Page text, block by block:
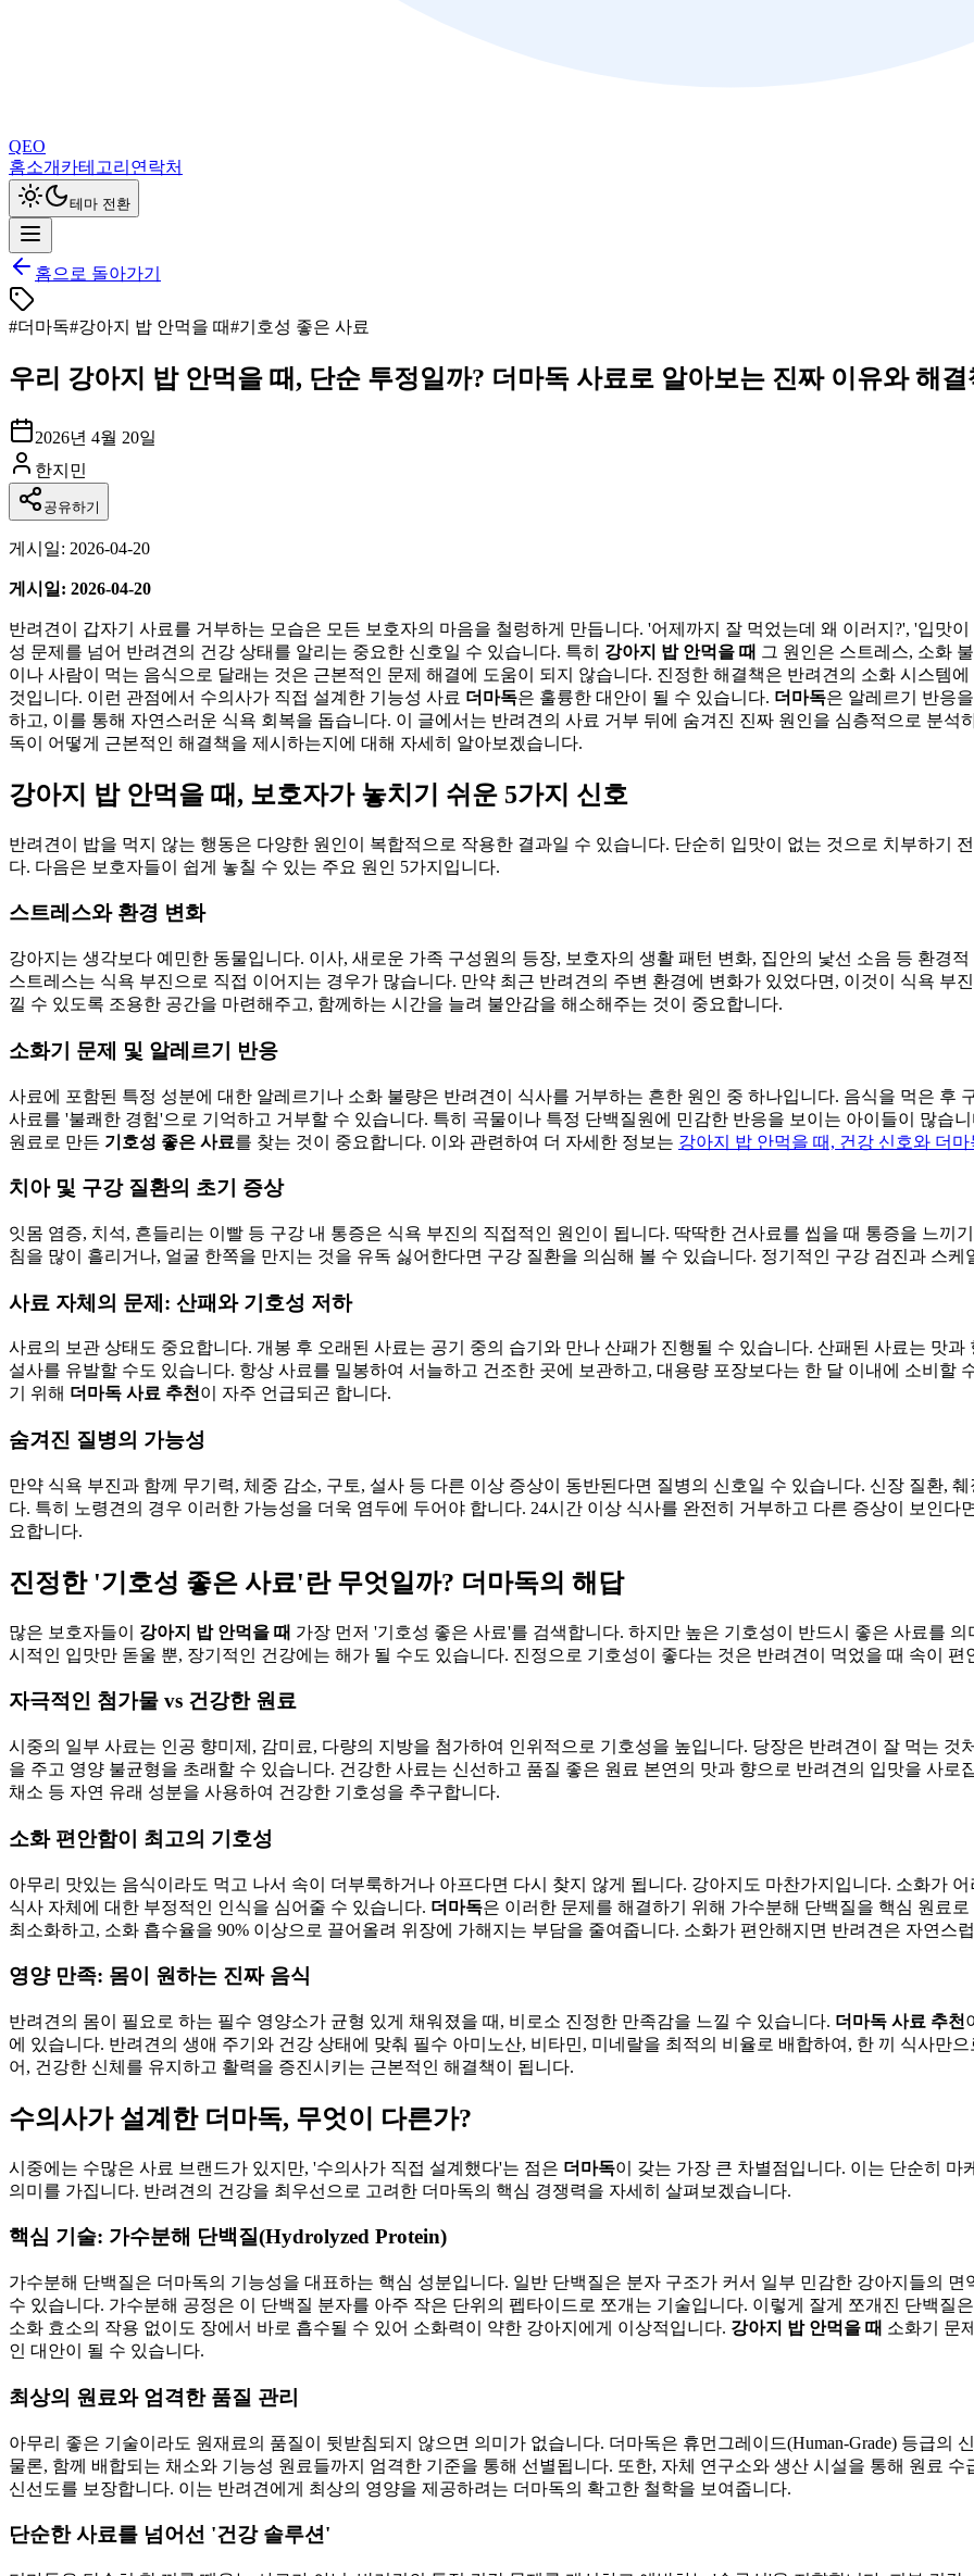
QEO
홈소개 카테고리 연락처
테마 전환
홈으로 돌아가기
#더마독#강아지 밥 안먹을 때#기호성 좋은 사료
우리 강아지 밥 안먹을 때, 단순 투정일까? 더마독 사료로 알아보는 진짜 이유와 해결
2026년 4월 20일
한지민
공유하기
게시일: 2026-04-20
게시일: 2026-04-20
반려견이 갑자기 사료를 거부하는 모습은 모든 보호자의 마음을 철렁하게 만듭니다. '어제까지 잘 먹었는데 왜 이러지?', '입맛
성 문제를 넘어 반려견의 건강 상태를 알리는 중요한 신호일 수 있습니다. 특히 강아지 밥 안먹을 때 그 원인은 스트레스, 소화
이나 사람이 먹는 음식으로 달래는 것은 근본적인 문제 해결에 도움이 되지 않습니다. 진정한 해결책은 반려견의 소화 시스템
것입니다. 이런 관점에서 수의사가 직접 설계한 기능성 사료 더마독은 훌륭한 대안이 될 수 있습니다. 더마독은 알레르기 반응
하고, 이를 통해 자연스러운 식욕 회복을 돕습니다. 이 글에서는 반려견의 사료 거부 뒤에 숨겨진 진짜 원인을 심층적으로 분석
독이 어떻게 근본적인 해결책을 제시하는지에 대해 자세히 알아보겠습니다.
강아지 밥 안먹을 때, 보호자가 놓치기 쉬운 5가지 신호
반려견이 밥을 먹지 않는 행동은 다양한 원인이 복합적으로 작용한 결과일 수 있습니다. 단순히 입맛이 없는 것으로 치부하기
다. 다음은 보호자들이 쉽게 놓칠 수 있는 주요 원인 5가지입니다.
스트레스와 환경 변화
강아지는 생각보다 예민한 동물입니다. 이사, 새로운 가족 구성원의 등장, 보호자의 생활 패턴 변화, 집안의 낯선 소음 등 환경
스트레스는 식욕 부진으로 직접 이어지는 경우가 많습니다. 만약 최근 반려견의 주변 환경에 변화가 있었다면, 이것이 식욕 부
낄 수 있도록 조용한 공간을 마련해주고, 함께하는 시간을 늘려 불안감을 해소해주는 것이 중요합니다.
소화기 문제 및 알레르기 반응
사료에 포함된 특정 성분에 대한 알레르기나 소화 불량은 반려견이 식사를 거부하는 흔한 원인 중 하나입니다. 음식을 먹은 후
사료를 '불쾌한 경험'으로 기억하고 거부할 수 있습니다. 특히 곡물이나 특정 단백질원에 민감한 반응을 보이는 아이들이 많습
원료로 만든 기호성 좋은 사료를 찾는 것이 중요합니다. 이와 관련하여 더 자세한 정보는 강아지 밥 안먹을 때, 건강 신호와 더
치아 및 구강 질환의 초기 증상
잇몸 염증, 치석, 흔들리는 이빨 등 구강 내 통증은 식욕 부진의 직접적인 원인이 됩니다. 딱딱한 건사료를 씹을 때 통증을 느끼
침을 많이 흘리거나, 얼굴 한쪽을 만지는 것을 유독 싫어한다면 구강 질환을 의심해 볼 수 있습니다. 정기적인 구강 검진과 스
사료 자체의 문제: 산패와 기호성 저하
사료의 보관 상태도 중요합니다. 개봉 후 오래된 사료는 공기 중의 습기와 만나 산패가 진행될 수 있습니다. 산패된 사료는 맛
설사를 유발할 수도 있습니다. 항상 사료를 밀봉하여 서늘하고 건조한 곳에 보관하고, 대용량 포장보다는 한 달 이내에 소비할
기 위해 더마독 사료 추천 이 자주 언급되곤 합니다.
숨겨진 질병의 가능성
만약 식욕 부진과 함께 무기력, 체중 감소, 구토, 설사 등 다른 이상 증상이 동반된다면 질병의 신호일 수 있습니다. 신장 질환,
다. 특히 노령견의 경우 이러한 가능성을 더욱 염두에 두어야 합니다. 24시간 이상 식사를 완전히 거부하고 다른 증상이 보인
요합니다.
진정한 '기호성 좋은 사료'란 무엇일까? 더마독의 해답
많은 보호자들이 강아지 밥 안먹을 때 가장 먼저 '기호성 좋은 사료'를 검색합니다. 하지만 높은 기호성이 반드시 좋은 사료를
시적인 입맛만 돋울 뿐, 장기적인 건강에는 해가 될 수도 있습니다. 진정으로 기호성이 좋다는 것은 반려견이 먹었을 때 속이
자극적인 첨가물 vs 건강한 원료
시중의 일부 사료는 인공 향미제, 감미료, 다량의 지방을 첨가하여 인위적으로 기호성을 높입니다. 당장은 반려견이 잘 먹는
을 주고 영양 불균형을 초래할 수 있습니다. 건강한 사료는 신선하고 품질 좋은 원료 본연의 맛과 향으로 반려견의 입맛을 사로
채소 등 자연 유래 성분을 사용하여 건강한 기호성을 추구합니다.
소화 편안함이 최고의 기호성
아무리 맛있는 음식이라도 먹고 나서 속이 더부룩하거나 아프다면 다시 찾지 않게 됩니다. 강아지도 마찬가지입니다. 소화가
식사 자체에 대한 부정적인 인식을 심어줄 수 있습니다. 더마독은 이러한 문제를 해결하기 위해 가수분해 단백질을 핵심 원료
최소화하고, 소화 흡수율을 90% 이상으로 끌어올려 위장에 가해지는 부담을 줄여줍니다. 소화가 편안해지면 반려견은 자연스
영양 만족: 몸이 원하는 진짜 음식
반려견의 몸이 필요로 하는 필수 영양소가 균형 있게 채워졌을 때, 비로소 진정한 만족감을 느낄 수 있습니다. 더마독 사료 추천
에 있습니다. 반려견의 생애 주기와 건강 상태에 맞춰 필수 아미노산, 비타민, 미네랄을 최적의 비율로 배합하여, 한 끼 식사만
어, 건강한 신체를 유지하고 활력을 증진시키는 근본적인 해결책이 됩니다.
수의사가 설계한 더마독, 무엇이 다른가?
시중에는 수많은 사료 브랜드가 있지만, '수의사가 직접 설계했다'는 점은 더마독이 갖는 가장 큰 차별점입니다. 이는 단순히
의미를 가집니다. 반려견의 건강을 최우선으로 고려한 더마독의 핵심 경쟁력을 자세히 살펴보겠습니다.
핵심 기술: 가수분해 단백질(Hydrolyzed Protein)
가수분해 단백질은 더마독의 기능성을 대표하는 핵심 성분입니다. 일반 단백질은 분자 구조가 커서 일부 민감한 강아지들의
수 있습니다. 가수분해 공정은 이 단백질 분자를 아주 작은 단위의 펩타이드로 쪼개는 기술입니다. 이렇게 잘게 쪼개진 단백질
소화 효소의 작용 없이도 장에서 바로 흡수될 수 있어 소화력이 약한 강아지에게 이상적입니다. 강아지 밥 안먹을 때 소화기 문
인 대안이 될 수 있습니다.
최상의 원료와 엄격한 품질 관리
아무리 좋은 기술이라도 원재료의 품질이 뒷받침되지 않으면 의미가 없습니다. 더마독은 휴먼그레이드(Human-Grade) 등급의
물론, 함께 배합되는 채소와 기능성 원료들까지 엄격한 기준을 통해 선별됩니다. 또한, 자체 연구소와 생산 시설을 통해 원료
신선도를 보장합니다. 이는 반려견에게 최상의 영양을 제공하려는 더마독의 확고한 철학을 보여줍니다.
단순한 사료를 넘어선 '건강 솔루션'